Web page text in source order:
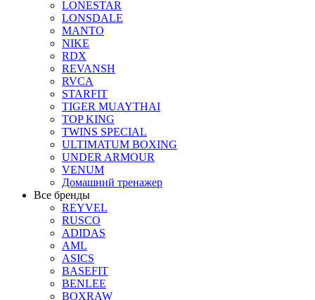
LONESTAR
LONSDALE
MANTO
NIKE
RDX
REVANSH
RVCA
STARFIT
TIGER MUAYTHAI
TOP KING
TWINS SPECIAL
ULTIMATUM BOXING
UNDER ARMOUR
VENUM
Домашний тренажер
Все бренды
REYVEL
RUSCO
ADIDAS
AML
ASICS
BASEFIT
BENLEE
BOXRAW